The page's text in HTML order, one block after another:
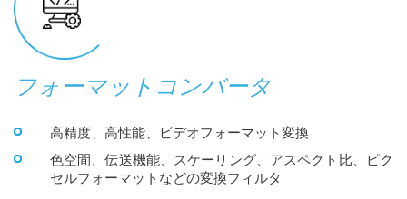
フォーマットコンバータ
高精度、高性能、ビデオフォーマット変換
色空間、伝送機能、スケーリング、アスペクト比、ピク
セルフォーマットなどの変換フィルタ